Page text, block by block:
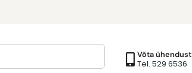
Võta ühendust
Tel. 529 6536